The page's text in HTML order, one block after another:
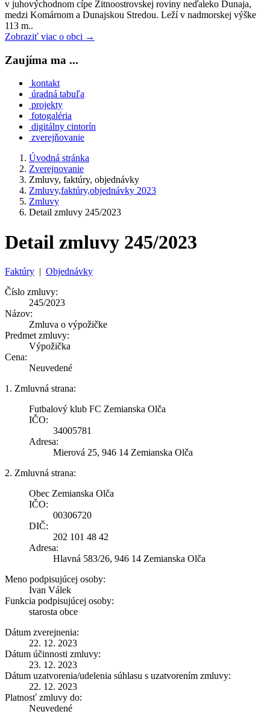
v juhovýchodnom cípe Žitnoostrovskej roviny neďaleko Dunaja,
medzi Komárnom a Dunajskou Stredou. Leží v nadmorskej výške
113 m..
Zobraziť viac o obci →
Zaujíma ma ...
kontakt
úradná tabuľa
projekty
fotogaléria
digitálny cintorín
zverejňovanie
Úvodná stránka
Zverejnovanie
Zmluvy, faktúry, objednávky
Zmluvy,faktúry,objednávky 2023
Zmluvy
Detail zmluvy 245/2023
Detail zmluvy 245/2023
Faktúry | Objednávky
Číslo zmluvy:
245/2023
Názov:
Zmluva o výpožičke
Predmet zmluvy:
Výpožička
Cena:
Neuvedené
1. Zmluvná strana:
Futbalový klub FC Zemianska Olča
IČO:
34005781
Adresa:
Mierová 25, 946 14 Zemianska Olča
2. Zmluvná strana:
Obec Zemianska Olča
IČO:
00306720
DIČ:
202 101 48 42
Adresa:
Hlavná 583/26, 946 14 Zemianska Olča
Meno podpisujúcej osoby:
Ivan Válek
Funkcia podpisujúcej osoby:
starosta obce
Dátum zverejnenia:
22. 12. 2023
Dátum účinnosti zmluvy:
23. 12. 2023
Dátum uzatvorenia/udelenia súhlasu s uzatvorením zmluvy:
22. 12. 2023
Platnosť zmluvy do:
Neuvedené